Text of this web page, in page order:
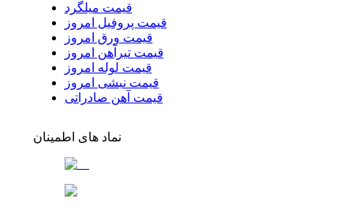
قیمت میلگرد
قیمت پروفیل امروز
قیمت ورق امروز
قیمت تیرآهن امروز
قیمت لوله امروز
قیمت نبشی امروز
قیمت آهن صادراتی
نماد های اطمینان